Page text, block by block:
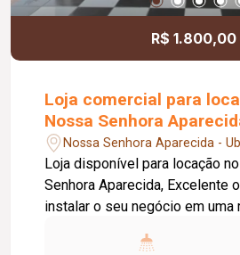
R$ 1.800,00
Loja comercial para
Nossa Senhora
Nossa Senhora Aparecida -
Loja disponível para locação
Senhora Aparecida, Excelente
instalar o seu negócio em uma
PVC, proporcionando um